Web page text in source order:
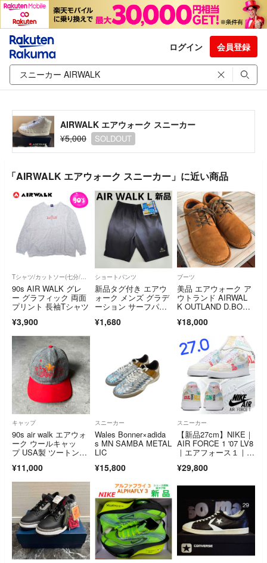
ログイン 会員登録
AIRWALK エアウォーク スニーカー
¥5,000
SOLDOUT
「AIRWALK エアウォーク スニーカー」に近い商品
Tシャツ/カットソー(七分/長袖)
90s AIR WALK グレ
ー グラフィック 両面
プリント 長袖Tシャツ
¥3,900
ショートパンツ
新品タグ付き エアウ
ォーク メンズ グラデ
ーション サーフパン
ク ハーフパンツ
¥1,680
ブーツ
美品 エアウォーク ア
ウトランド AIRWAL
K OUTLAND D.BOOT
ブ BOON FTR
¥18,000
キャップ
90s air walk エアウォ
ーク ウールキャッ
プ USA製 ツートンカ
¥11,000
スニーカー
Wales Bonner×adida
s MN SAMBA METAL
LIC
¥15,800
スニーカー
【新品27cm】NIKE｜
AIR FORCE 1 '07 LV8
｜エアフォース１｜ホ
ー
¥29,800